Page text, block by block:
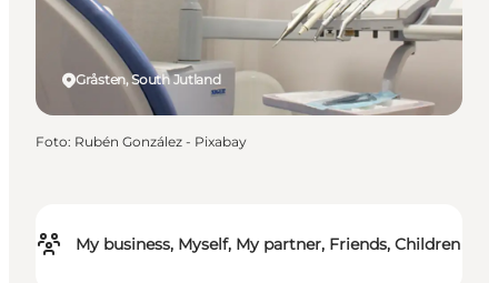
My business, Myself, My partner, Friends, Children
Gråsten, South Jutland
Foto: Rubén González - Pixabay